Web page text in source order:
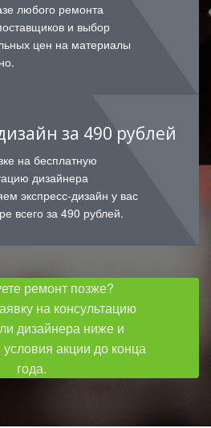
любого ремонта
и выбор
цен на материалы
за 490 рублей
на бесплатную
дизайнера
экспресс-дизайн у вас
всего за 490 рублей.
ремонт позже?
на консультацию
дизайнера ниже и
акции до конца
года.